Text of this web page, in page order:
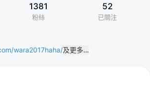
1381
粉絲
52
已關注
wara2017haha/及更多…